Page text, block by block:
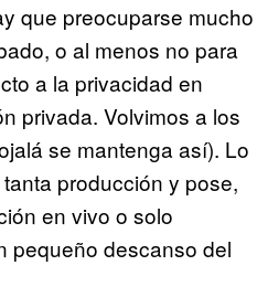
que preocuparse mucho
o al menos no para
a la privacidad en
privada. Volvimos a los
se mantenga así). Lo
producción y pose,
en vivo o solo
pequeño descanso del